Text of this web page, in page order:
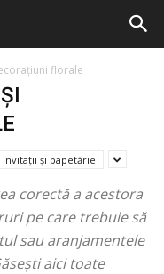
florale
Invitații și papetărie
corectă a acestora
pe care trebuie să
sau aranjamentele
aici toate